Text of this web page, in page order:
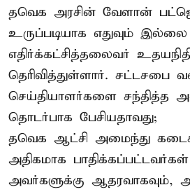
தவெக அரசின் வேளான்
உருப்படியாக எதுவும்
எதிர்க்கட்சித்தலைவர்
தெரிவித்துள்ளார். சட்டசபை
செய்தியாளர்களை சந்தித்த
தொடர்பாக பேசியதாவது;
தவெக ஆட்சி அமைந்து
அதிகமாக
அவர்களுக்கு ஆதரவாகவும்,